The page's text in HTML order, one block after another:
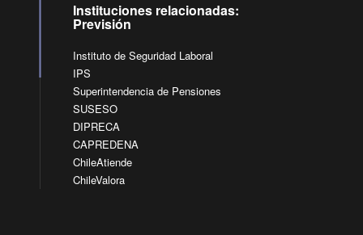
Instituciones relacionadas:
Previsión
Instituto de Seguridad Laboral
IPS
Superintendencia de Pensiones
SUSESO
DIPRECA
CAPREDENA
ChileAtiende
ChileValora